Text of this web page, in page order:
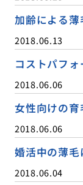
加齢による
2018.06.13
コストパフ
2018.06.06
女性向けの
2018.06.06
婚活中の薄
2018.06.04